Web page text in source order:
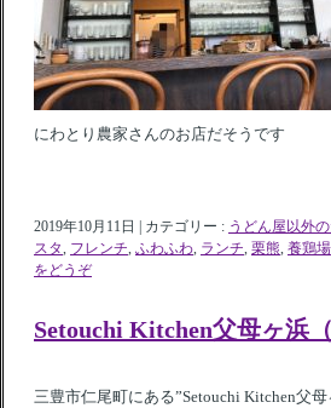
にわとり農家さんのお店だそうです
2019年10月11日 | カテゴリー : うどん屋以外
スタ
フレンチ ふわふわ ランチ 栗熊 養鶏場
をどうぞ
Setouchi Kitchen父母ヶ浜
三豊市仁尾町にある”Setouchi Kitchen父母